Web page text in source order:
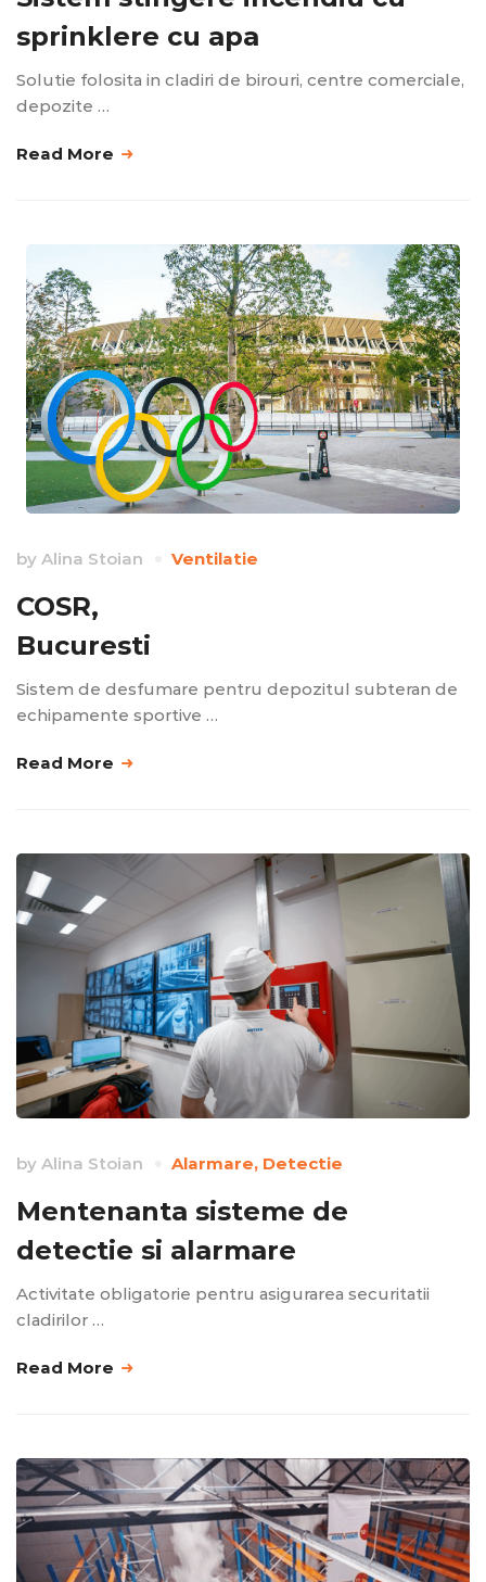
sprinklere cu apa
Solutie folosita in cladiri de birouri, centre comerciale,
depozite …
Read More
by Alina Stoian Ventilatie
COSR,
Bucuresti
Sistem de desfumare pentru depozitul subteran de
echipamente sportive …
Read More
by Alina Stoian Alarmare, Detectie
Mentenanta sisteme de
detectie si alarmare
Activitate obligatorie pentru asigurarea securitatii
cladirilor …
Read More